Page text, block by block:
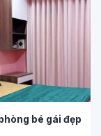
bé gái đẹp